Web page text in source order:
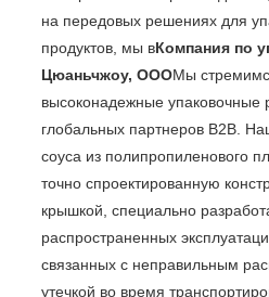
на передовых решениях для
продуктов, мы вКомпания по
Цюаньчжоу, ОООМы
высоконадежные
глобальных партнеров B2B.
соуса из полипропиленового
точно спроектированную
крышкой, специально
распространенных
связанных с неправильным
утечкой во время